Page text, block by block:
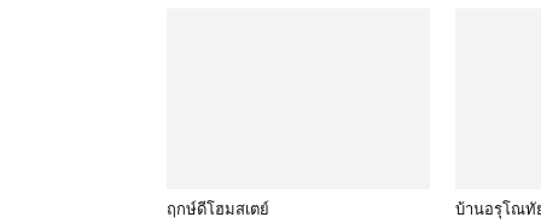
ฤกษ์ดีโฮมสเตย์ บ้านอรุโณทั